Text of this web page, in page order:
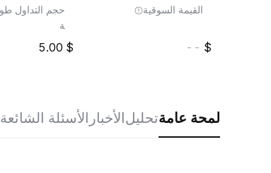
القيمة السوقية
--
ة
5.00
لمحة عامةتحليلالأخبار الأسئلة الشائعة